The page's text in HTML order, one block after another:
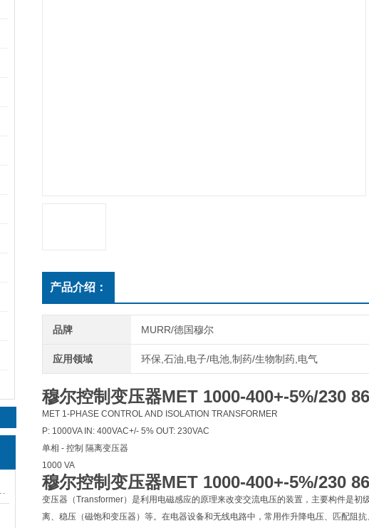
产品介绍：
品牌 MURR/德国穆尔
应用领域 环保,石油,电子/电池,制药/生物制药,电气
穆尔控制变压器MET 1000-400+-5%/230
MET 1-PHASE CONTROL AND ISOLATION TRANSFORMER
P: 1000VA IN: 400VAC+/- 5% OUT: 230VAC
单相 - 控制 隔离变压器
1000 VA
穆尔控制变压器MET 1000-400+-5%/230
变压器（Transformer）是利用电磁感应的原理来改变交流电压的装置，主要构件是
离、稳压（磁饱和变压器）等。在电器设备和无线电路中，常用作升降电压、匹配阻